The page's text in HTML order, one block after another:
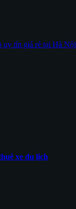
uy tín giá rẻ tại Hà Nội
xe du lịch